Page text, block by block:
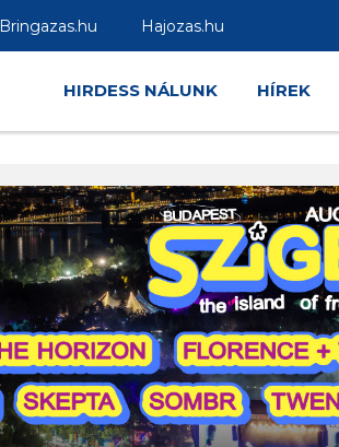
Bringazas.hu Hajozas.hu
HIRDESS NÁLUNK HÍREK